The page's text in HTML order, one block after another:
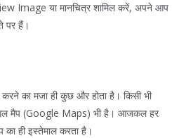
Image या मानचित्र शामिल करें, अपने आप
पर हैं।
का मजा ही कुछ और होता है। किसी भी
मैप (Google Maps) भी है। आजकल हर
का ही इस्तेमाल करता है।